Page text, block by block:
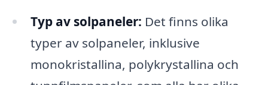
Typ av solpaneler: Det finns olika
typer av solpaneler, inklusive
monokristallina, polykrystallina och